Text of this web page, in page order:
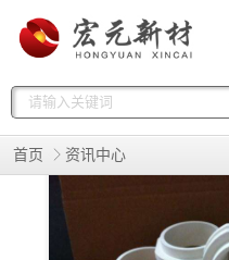
首页 资讯中心